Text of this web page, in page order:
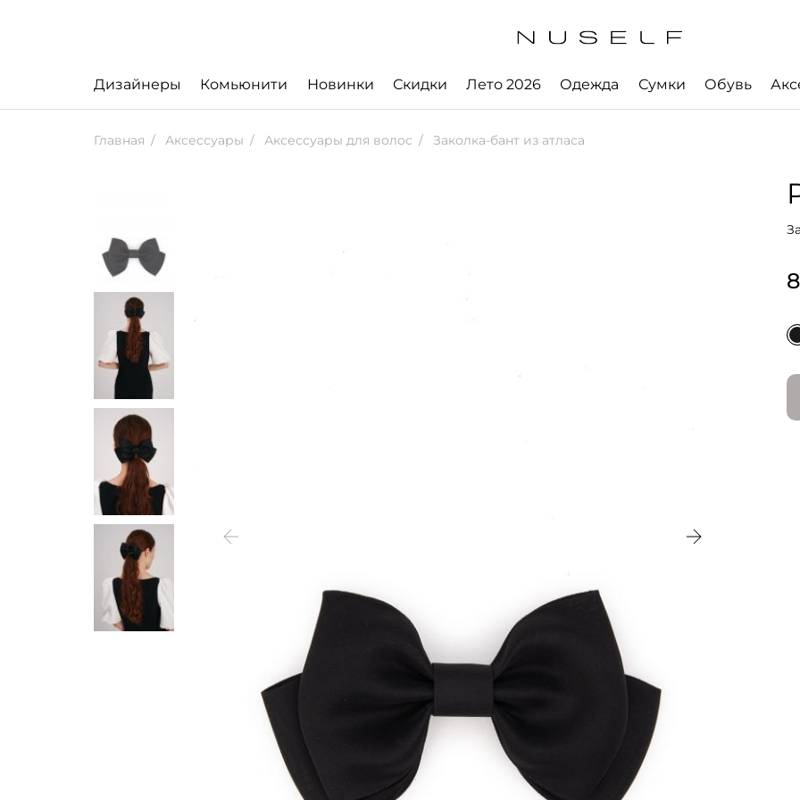
Дизайнеры Комьюнити Новинки Скидки Лето 2026 Одежда Сумки Обувь
Главная Аксессуары Аксессуары для волос Заколка-бант из атласа